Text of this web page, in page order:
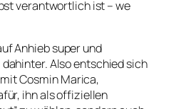
verantwortlich ist – we
Anhieb super und
Also entschied sich
Cosmin Marica,
ihn als offiziellen